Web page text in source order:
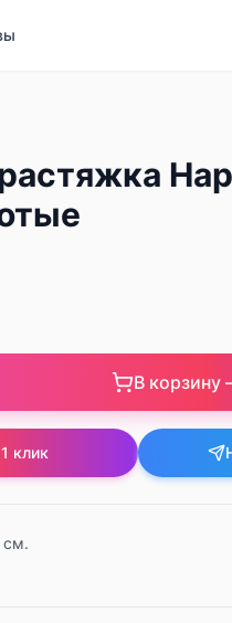
В корзину
клик
см.